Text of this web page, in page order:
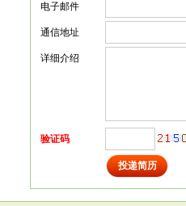
电子邮件
通信地址
详细介绍
验证码